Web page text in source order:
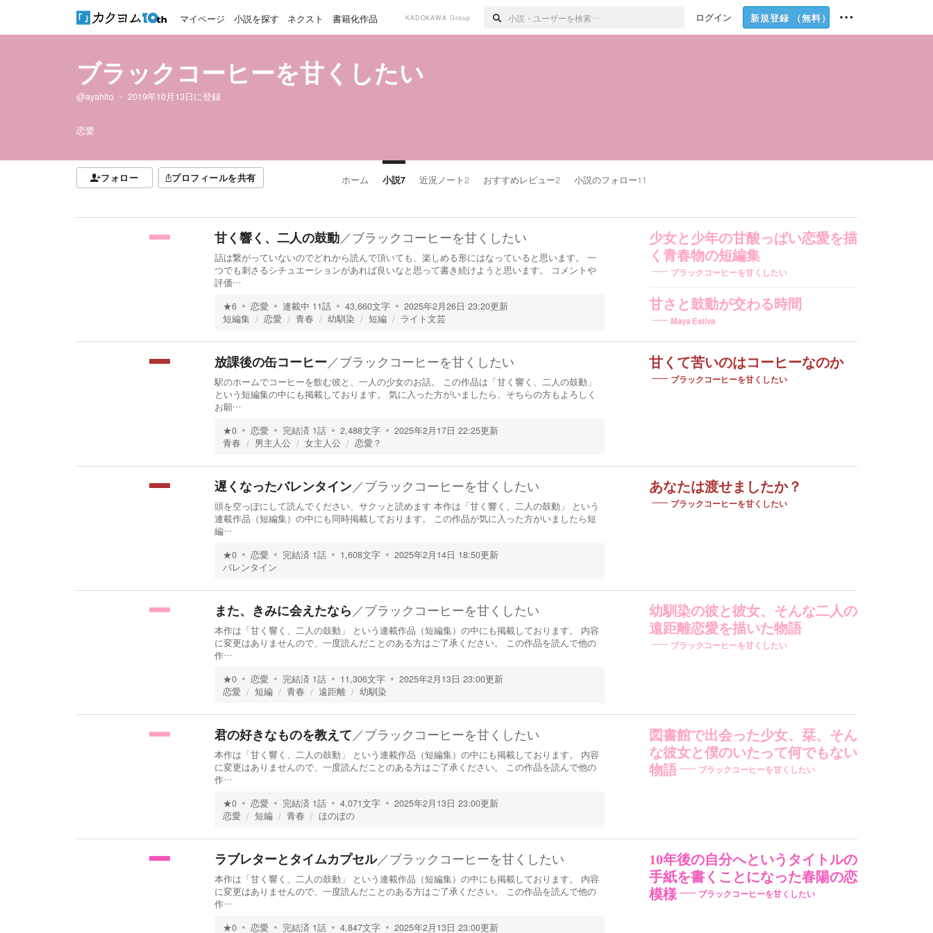
マイページ 小説を探す ネクスト 書籍化作品 KADOKAWA Group ログイン 新規登録 （無料）
ブラックコーヒーを甘くしたい
@ayahito 2019年10月13日に登録
恋愛
フォロー プロフィールを共有 ホーム 小説7 近況ノート2 おすすめレビュー2 小説のフォロー11
甘く響く、二人の鼓動／ブラックコーヒーを甘くしたい
話は繋がっていないのでどれから読んで頂いても、楽しめる形にはなっていると思います。 一
つでも刺さるシチュエーションがあれば良いなと思って書き続けようと思います。 コメントや
評価…
★6 恋愛 連載中 11話 43,660文字 2025年2月26日 23:20更新
短編集
恋愛 青春 幼馴染 短編 ライト文芸
少女と少年の甘酸っぱい恋愛を描
く青春物の短編集
ブラックコーヒーを甘くしたい
甘さと鼓動が交わる時間
Maya Estiva
放課後の缶コーヒー／ブラックコーヒーを甘くしたい
駅のホームでコーヒーを飲む彼と、一人の少女のお話。 この作品は「甘く響く、二人の鼓動」
という短編集の中にも掲載しております。 気に入った方がいましたら、そちらの方もよろしく
お願…
★0 恋愛 完結済 1話 2,488文字 2025年2月17日 22:25更新
青春
男主人公 女主人公 恋愛？
甘くて苦いのはコーヒーなのか
ブラックコーヒーを甘くしたい
遅くなったバレンタイン／ブラックコーヒーを甘くしたい
頭を空っぽにして読んでください、サクッと読めます 本作は「甘く響く、二人の鼓動」 という
連載作品（短編集）の中にも同時掲載しております。 この作品が気に入った方がいましたら短
編…
★0 恋愛 完結済 1話 1,608文字 2025年2月14日 18:50更新
バレンタイン
あなたは渡せましたか？
ブラックコーヒーを甘くしたい
また、きみに会えたなら ／ブラックコーヒーを甘くしたい
本作は「甘く響く、二人の鼓動」 という連載作品（短編集）の中にも掲載しております。 内容
に変更はありませんので、一度読んだことのある方はご了承ください。 この作品を読んで他の
作…
★0 恋愛 完結済 1話 11,306文字 2025年2月13日 23:00更新
恋愛
短編 青春 遠距離 幼馴染
幼馴染の彼と彼女、そんな二人の
遠距離恋愛を描いた物語
ブラックコーヒーを甘くしたい
君の好きなものを教えて／ブラックコーヒーを甘くしたい
本作は「甘く響く、二人の鼓動」 という連載作品（短編集）の中にも掲載しております。 内容
に変更はありませんので、一度読んだことのある方はご了承ください。 この作品を読んで他の
作…
★0 恋愛 完結済 1話 4,071文字 2025年2月13日 23:00更新
恋愛
短編 青春 ほのぼの
図書館で出会った少女、栞、そん
な彼女と僕のいたって何でもない
物語
ブラックコーヒーを甘くしたい
ラブレターとタイムカプセル／ブラックコーヒーを甘くしたい
本作は「甘く響く、二人の鼓動」 という連載作品（短編集）の中にも掲載しております。 内容
に変更はありませんので、一度読んだことのある方はご了承ください。 この作品を読んで他の
作…
★0 恋愛 完結済 1話 4,847文字 2025年2月13日 23:00更新
10年後の自分へというタイトルの
手紙を書くことになった春陽の恋
模様
ブラックコーヒーを甘くしたい